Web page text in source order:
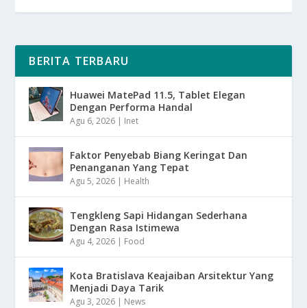
BERITA TERBARU
Huawei MatePad 11.5, Tablet Elegan
Dengan Performa Handal
Agu 6, 2026 | Inet
Faktor Penyebab Biang Keringat Dan
Penanganan Yang Tepat
Agu 5, 2026 | Health
Tengkleng Sapi Hidangan Sederhana
Dengan Rasa Istimewa
Agu 4, 2026 | Food
Kota Bratislava Keajaiban Arsitektur Yang
Menjadi Daya Tarik
Agu 3, 2026 | News